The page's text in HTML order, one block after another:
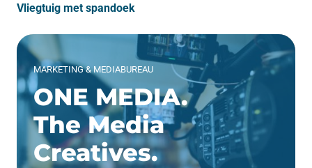
Vliegtuig met spandoek
MARKETING & MEDIABUREAU
ONE MEDIA.
The Media
Creatives.